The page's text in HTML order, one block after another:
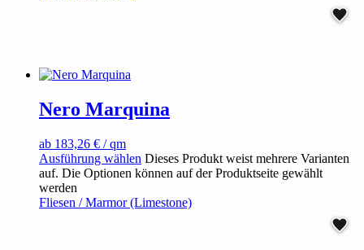
Nero Marquina
ab 183,26 € / qm
Ausführung wählen Dieses Produkt weist mehrere Varianten
auf. Die Optionen können auf der Produktseite gewählt
werden
Fliesen / Marmor (Limestone)